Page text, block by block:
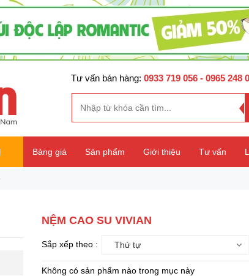
Tư vấn bán hàng: 0933 719 056 - 0965 248
Bảng giá Sản phẩm Giới thiệu Tư vấn
NỆM CAO SU VIVIAN
Sắp xếp theo : Thứ tự
Không có sản phẩm nào trong mục này